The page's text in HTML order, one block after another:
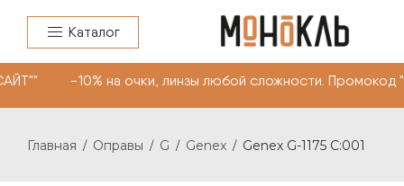
Каталог
-10% на очки, линзы любой сложности.
Главная / Оправы / G / Genex / Genex G-1175 C:001